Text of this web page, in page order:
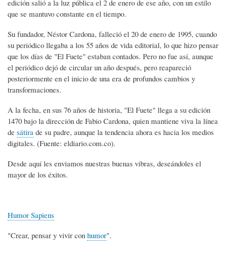
edición salió a la luz pública el 2 de enero de ese año, con un estilo
que se mantuvo constante en el tiempo.
Su fundador, Néstor Cardona, falleció el 20 de enero de 1995, cuando
su periódico llegaba a los 55 años de vida editorial, lo que hizo pensar
que los días de "El Fuete" estaban contados. Pero no fue así, aunque
el periódico dejó de circular un año después, pero reapareció
posteriormente en el inicio de una era de profundos cambios y
transformaciones.
A la fecha, en sus 76 años de historia, "El Fuete" llega a su edición
1470 bajo la dirección de Fabio Cardona, quien mantiene viva la línea
de sátira de su padre, aunque la tendencia ahora es hacia los medios
digitales. (Fuente: eldiario.com.co).
Desde aquí les enviamos nuestras buenas vibras, deseándoles el
mayor de los éxitos.
Humor Sapiens
"Crear, pensar y vivir con humor".